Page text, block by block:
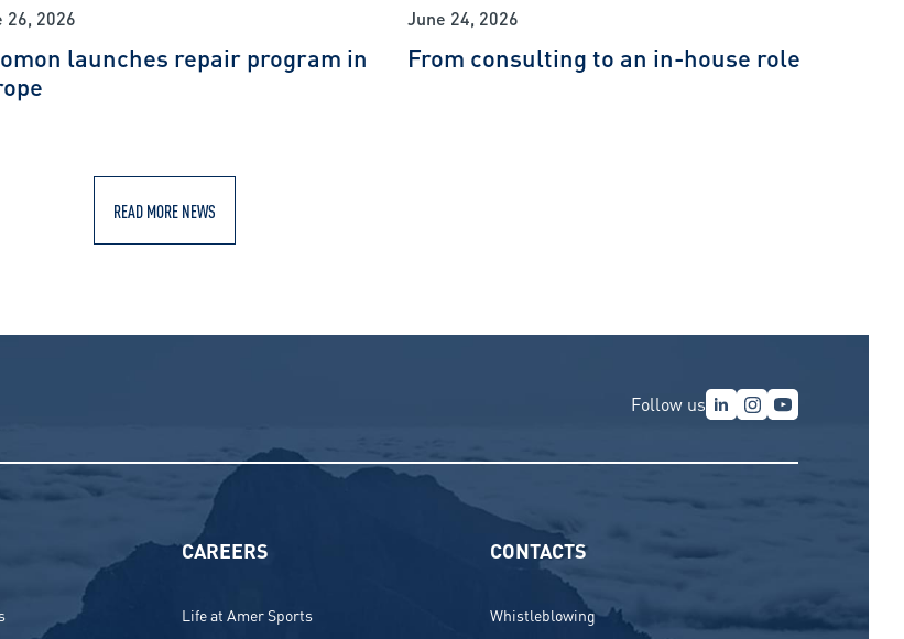
26, 2026
launches repair program in
June 24, 2026
From consulting to an in-house role
READ MORE NEWS
Follow us
CAREERS
Life at Amer Sports
CONTACTS
Whistleblowing